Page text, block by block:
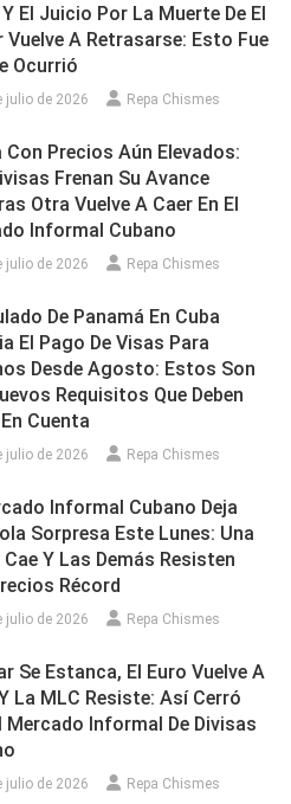
El Juicio Por La Muerte De El
Vuelve A Retrasarse: Esto Fue
Ocurrió
julio de 2026 Repa Chismes
Con Precios Aún Elevados:
Frenan Su Avance
Otra Vuelve A Caer En El
Informal Cubano
julio de 2026 Repa Chismes
De Panamá En Cuba
El Pago De Visas Para
Desde Agosto: Estos Son
Requisitos Que Deben
Cuenta
julio de 2026 Repa Chismes
Informal Cubano Deja
Sorpresa Este Lunes: Una
Cae Y Las Demás Resisten
Récord
julio de 2026 Repa Chismes
Se Estanca, El Euro Vuelve A
La MLC Resiste: Así Cerró
Mercado Informal De Divisas
julio de 2026 Repa Chismes